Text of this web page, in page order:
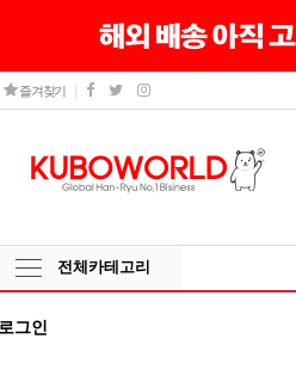
즐겨찾기
전체카테고리
로그인